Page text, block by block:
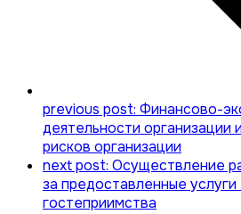
previous post: Финансово-
деятельности организации
рисков организации
next post: Осуществление
за предоставленные услуги
гостеприимства